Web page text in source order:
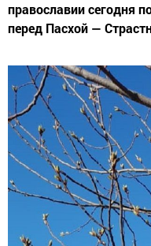
православии сегодня
перед Пасхой —